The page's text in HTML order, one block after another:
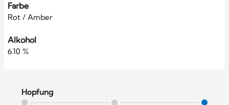
Farbe
Rot / Amber
Alkohol
6.10 %
Hopfung